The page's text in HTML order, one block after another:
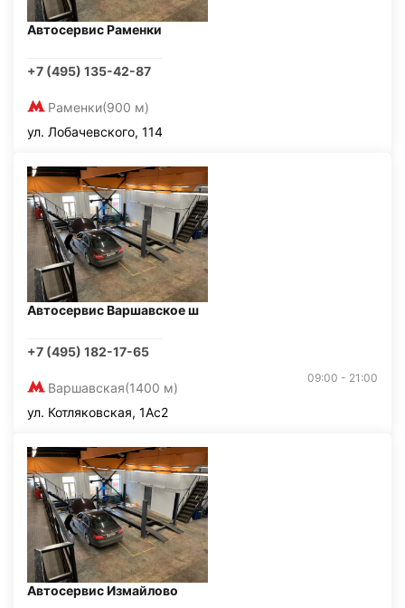
Автосервис Раменки
+7 (495) 135-42-87
Раменки(900 м)
ул. Лобачевского, 114
Автосервис Варшавское ш
+7 (495) 182-17-65
Варшавская(1400 м)
09:00 - 21:00
ул. Котляковская, 1Ас2
Автосервис Измайлово